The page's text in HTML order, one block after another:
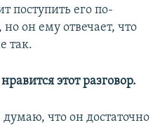
поступить его по-
он ему отвечает, что
так.
этот разговор.
что он достаточно